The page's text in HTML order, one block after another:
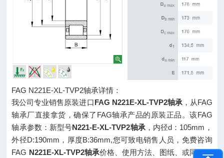
FAG N221E-XL-TVP2轴承详情：
我公司专业销售原装进口FAG N221E-XL-TVP2轴承，从FAG
轴承厂直接拿货，确保了FAG轴承产品的原装正品。该FAG
轴承参数：新型号N221-E-XL-TVP2轴承，内径d：105mm，
外径D:190mm，厚度B:36mm,您可致电销售人员，免费咨询
FAG N221E-XL-TVP2轴承价格、使用方法、图纸、或同型号